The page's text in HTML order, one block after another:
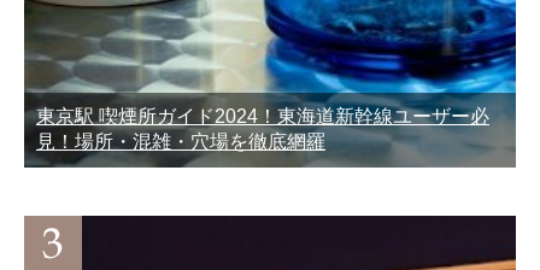
東京駅 喫煙所ガイド2024！東海道新幹線ユーザー必
見！場所・混雑・穴場を徹底網羅